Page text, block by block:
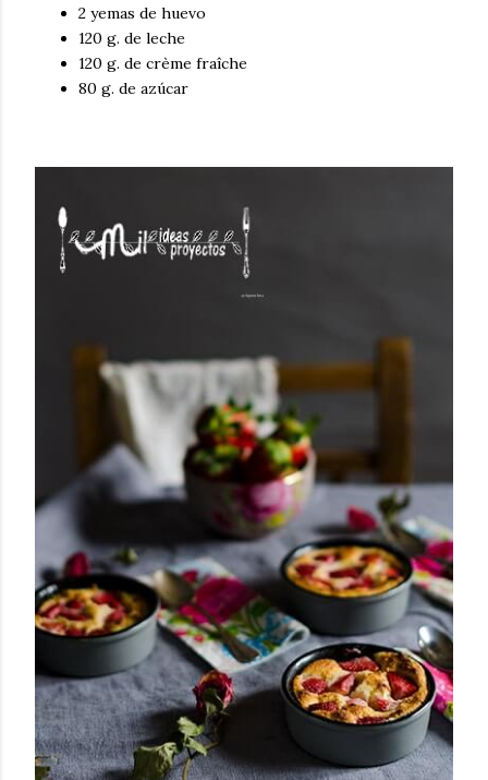
2 yemas de huevo
120 g. de leche
120 g. de crème fraîche
80 g. de azúcar